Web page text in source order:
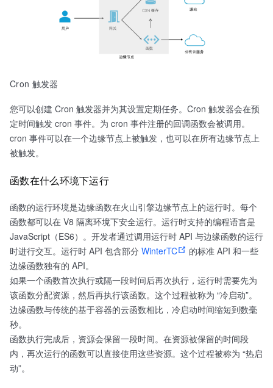
Cron 触发器
您可以创建 Cron 触发器并为其设置定期任务。Cron 触发器会在预
定时间触发 cron 事件。为 cron 事件注册的回调函数会被调用。
cron 事件可以在一个边缘节点上被触发，也可以在所有边缘节点上
被触发。
函数在什么环境下运行
函数的运行环境是边缘函数在火山引擎边缘节点上的运行时。每个
函数都可以在 V8 隔离环境下安全运行。运行时支持的编程语言是
JavaScript（ES6）。开发者通过调用运行时 API 与边缘函数的运行
时进行交互。运行时 API 包含部分 WinterTC
的标准 API 和一些
边缘函数独有的 API。
如果一个函数首次执行或隔一段时间后再次执行，运行时需要先为
该函数分配资源，然后再执行该函数。这个过程被称为 “冷启动”。
边缘函数与传统的基于容器的云函数相比，冷启动时间缩短到数毫
秒。
函数执行完成后，资源会保留一段时间。在资源被保留的时间段
内，再次运行的函数可以直接使用这些资源。这个过程被称为 “热启
动”。